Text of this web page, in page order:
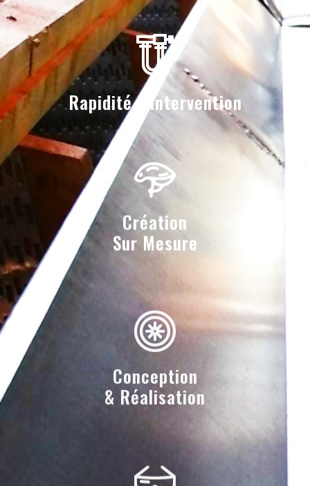
Rapidité D'intervention
Création
Sur Mesure
Conception
& Réalisation